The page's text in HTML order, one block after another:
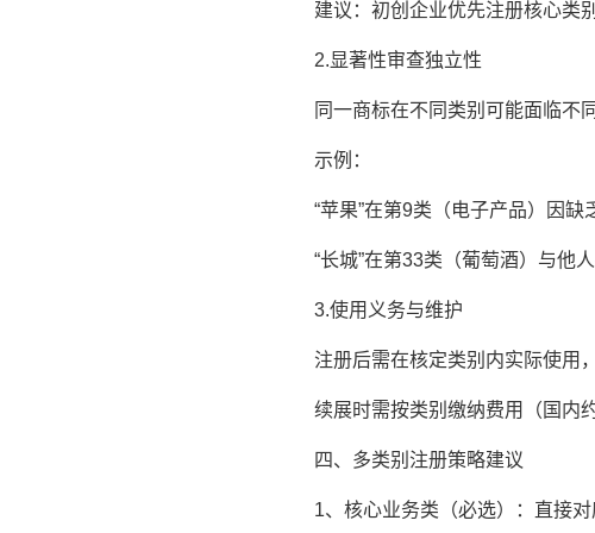
建议：初创企业优先注册核心类别
2.显著性审查独立性
同一商标在不同类别可能面临不同
示例：
“苹果”在第9类（电子产品）因缺
“长城”在第33类（葡萄酒）与他人
3.使用义务与维护
注册后需在核定类别内实际使用，
续展时需按类别缴纳费用（国内约
四、多类别注册策略建议
1、核心业务类（必选）：直接对